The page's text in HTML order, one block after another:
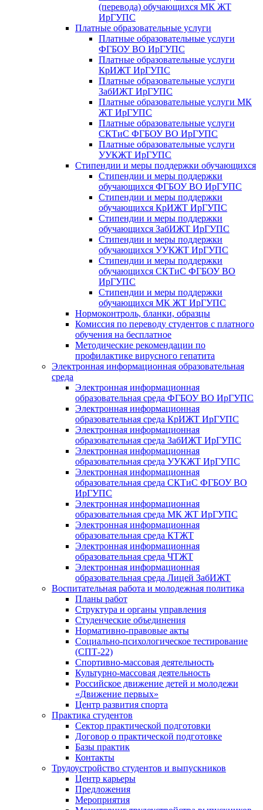
(перевода) обучающихся МК ЖТ
ИрГУПС
Платные образовательные услуги
Платные образовательные услуги
ФГБОУ ВО ИрГУПС
Платные образовательные услуги
КрИЖТ ИрГУПС
Платные образовательные услуги
ЗабИЖТ ИрГУПС
Платные образовательные услуги МК
ЖТ ИрГУПС
Платные образовательные услуги
СКТиС ФГБОУ ВО ИрГУПС
Платные образовательные услуги
УУКЖТ ИрГУПС
Стипендии и меры поддержки обучающихся
Стипендии и меры поддержки
обучающихся ФГБОУ ВО ИрГУПС
Стипендии и меры поддержки
обучающихся КрИЖТ ИрГУПС
Стипендии и меры поддержки
обучающихся ЗабИЖТ ИрГУПС
Стипендии и меры поддержки
обучающихся УУКЖТ ИрГУПС
Стипендии и меры поддержки
обучающихся СКТиС ФГБОУ ВО
ИрГУПС
Стипендии и меры поддержки
обучающихся МК ЖТ ИрГУПС
Нормоконтроль, бланки, образцы
Комиссия по переводу студентов с платного
обучения на бесплатное
Методические рекомендации по
профилактике вирусного гепатита
Электронная информационная образовательная
среда
Электронная информационная
образовательная среда ФГБОУ ВО ИрГУПС
Электронная информационная
образовательная среда КрИЖТ ИрГУПС
Электронная информационная
образовательная среда ЗабИЖТ ИрГУПС
Электронная информационная
образовательная среда УУКЖТ ИрГУПС
Электронная информационная
образовательная среда СКТиС ФГБОУ ВО
ИрГУПС
Электронная информационная
образовательная среда МК ЖТ ИрГУПС
Электронная информационная
образовательная среда КТЖТ
Электронная информационная
образовательная среда ЧТЖТ
Электронная информационная
образовательная среда Лицей ЗабИЖТ
Воспитательная работа и молодежная политика
Планы работ
Структура и органы управления
Студенческие объединения
Нормативно-правовые акты
Социально-психологическое тестирование
(СПТ-22)
Спортивно-массовая деятельность
Культурно-массовая деятельность
Российское движение детей и молодежи
«Движение первых»
Центр развития спорта
Практика студентов
Сектор практической подготовки
Договор о практической подготовке
Базы практик
Контакты
Трудоустройство студентов и выпускников
Центр карьеры
Предложения
Мероприятия